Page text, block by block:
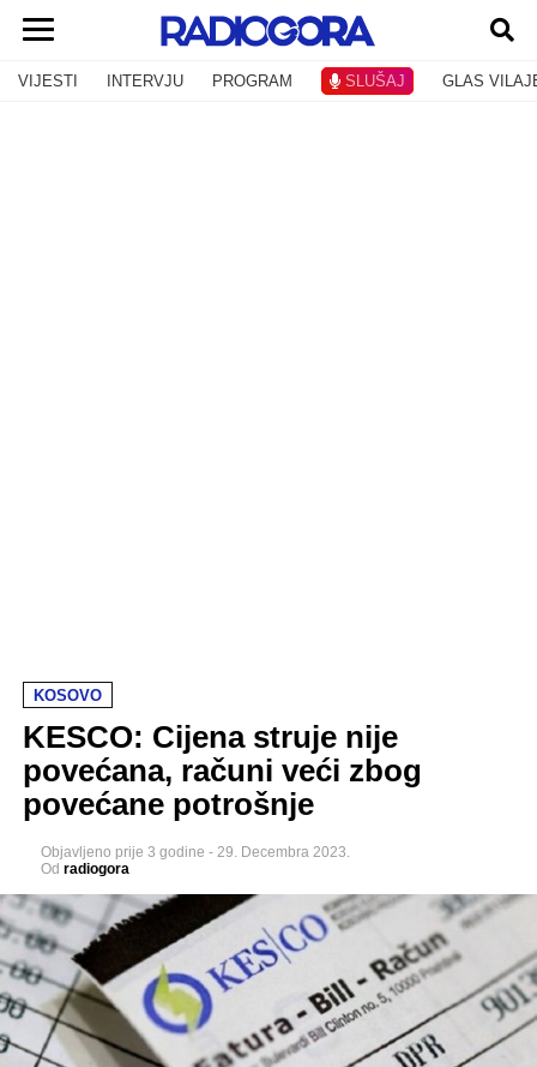
VIJESTI INTERVJU PROGRAM SLUŠAJ GLAS
KOSOVO
KESCO: Cijena struje nije
povećana, računi veći zbog
povećane potrošnje
Objavljeno prije 3 godine - 29. Decembra 2023.
Od radiogora